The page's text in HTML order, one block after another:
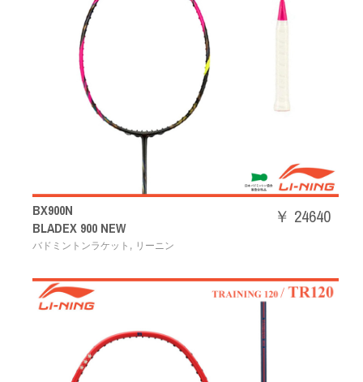
BX900N
BLADEX 900 NEW
バドミントンラケット , リーニン
￥ 24640